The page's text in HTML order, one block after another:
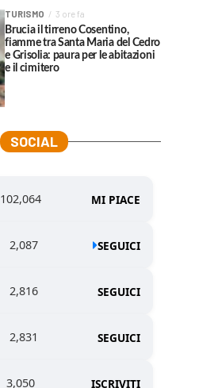
TURISMO 3 ore fa
Brucia il tirreno Cosentino,
fiamme tra Santa Maria del Cedro
e Grisolia: paura per le abitazioni
e il cimitero
SOCIAL
102,064 MI PIACE
2,087 SEGUICI
2,816 SEGUICI
2,831 SEGUICI
3,050 ISCRIVITI